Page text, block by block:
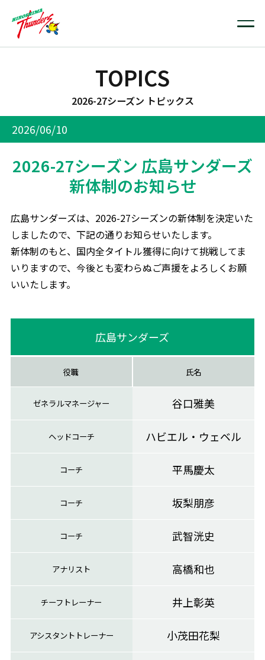
TOPICS
2026-27シーズン トピックス
2026/06/10
2026-27シーズン 広島サンダーズ
新体制のお知らせ
広島サンダーズは、2026-27シーズンの新体制を決定いた
しましたので、下記の通りお知らせいたします。
新体制のもと、国内全タイトル獲得に向けて挑戦してま
いりますので、今後とも変わらぬご声援をよろしくお願
いいたします。
広島サンダーズ
役職 氏名
ゼネラルマネージャー 谷口雅美
ヘッドコーチ ハビエル・ウェベル
コーチ 平馬慶太
コーチ 坂梨朋彦
コーチ 武智洸史
アナリスト 高橋和也
チーフトレーナー 井上彰英
アシスタントトレーナー 小茂田花梨